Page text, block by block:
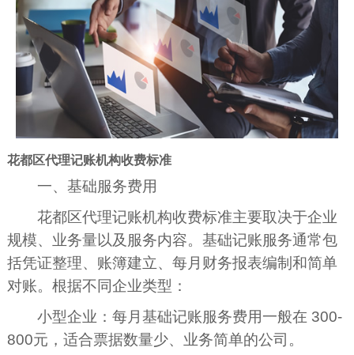
花都区代理记账机构收费标准
一、基础服务费用
花都区代理记账机构收费标准主要取决于企业
规模、业务量以及服务内容。基础记账服务通常包
括凭证整理、账簿建立、每月财务报表编制和简单
对账。根据不同企业类型：
小型企业：每月基础记账服务费用一般在 300-
800元，适合票据数量少、业务简单的公司。